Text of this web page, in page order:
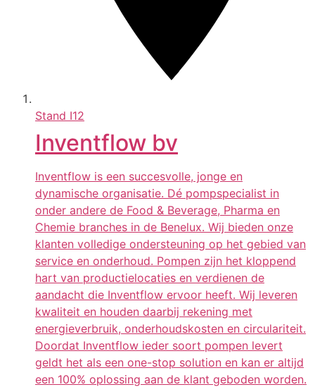
Stand I12
Inventflow bv
Inventflow is een succesvolle, jonge en
dynamische organisatie. Dé pompspecialist in
onder andere de Food & Beverage, Pharma en
Chemie branches in de Benelux. Wij bieden onze
klanten volledige ondersteuning op het gebied van
service en onderhoud. Pompen zijn het kloppend
hart van productielocaties en verdienen de
aandacht die Inventflow ervoor heeft. Wij leveren
kwaliteit en houden daarbij rekening met
energieverbruik, onderhoudskosten en circulariteit.
Doordat Inventflow ieder soort pompen levert
geldt het als een one-stop solution en kan er altijd
een 100% oplossing aan de klant geboden worden.